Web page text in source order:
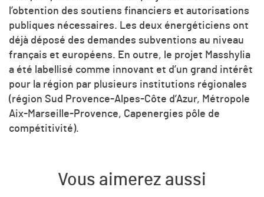
l’obtention des soutiens financiers et autorisations
publiques nécessaires. Les deux énergéticiens ont
déjà déposé des demandes subventions au niveau
français et européens. En outre, le projet Masshylia
a été labellisé comme innovant et d’un grand intérêt
pour la région par plusieurs institutions régionales
(région Sud Provence-Alpes-Côte d’Azur, Métropole
Aix-Marseille-Provence, Capenergies pôle de
compétitivité).
Vous aimerez aussi